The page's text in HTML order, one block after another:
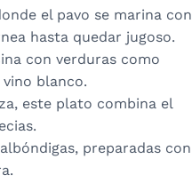
el pavo se marina con
hasta quedar jugoso.
con verduras como
blanco.
este plato combina el
preparadas con